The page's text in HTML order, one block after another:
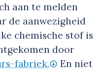
aan te melden
de aanwezigheid
chemische stof is
door
fabriek.
En niet